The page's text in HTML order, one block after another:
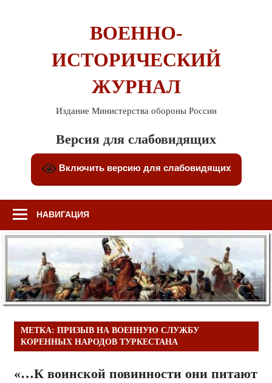
ВОЕННО-
ИСТОРИЧЕСКИЙ
ЖУРНАЛ
Издание Министерства обороны России
Версия для слабовидящих
Включить версию для слабовидящих
НАВИГАЦИЯ
МЕТКА: ПРИЗЫВ НА ВОЕННУЮ СЛУЖБУ
КОРЕННЫХ НАРОДОВ ТУРКЕСТАНА
«…К воинской повинности они питают